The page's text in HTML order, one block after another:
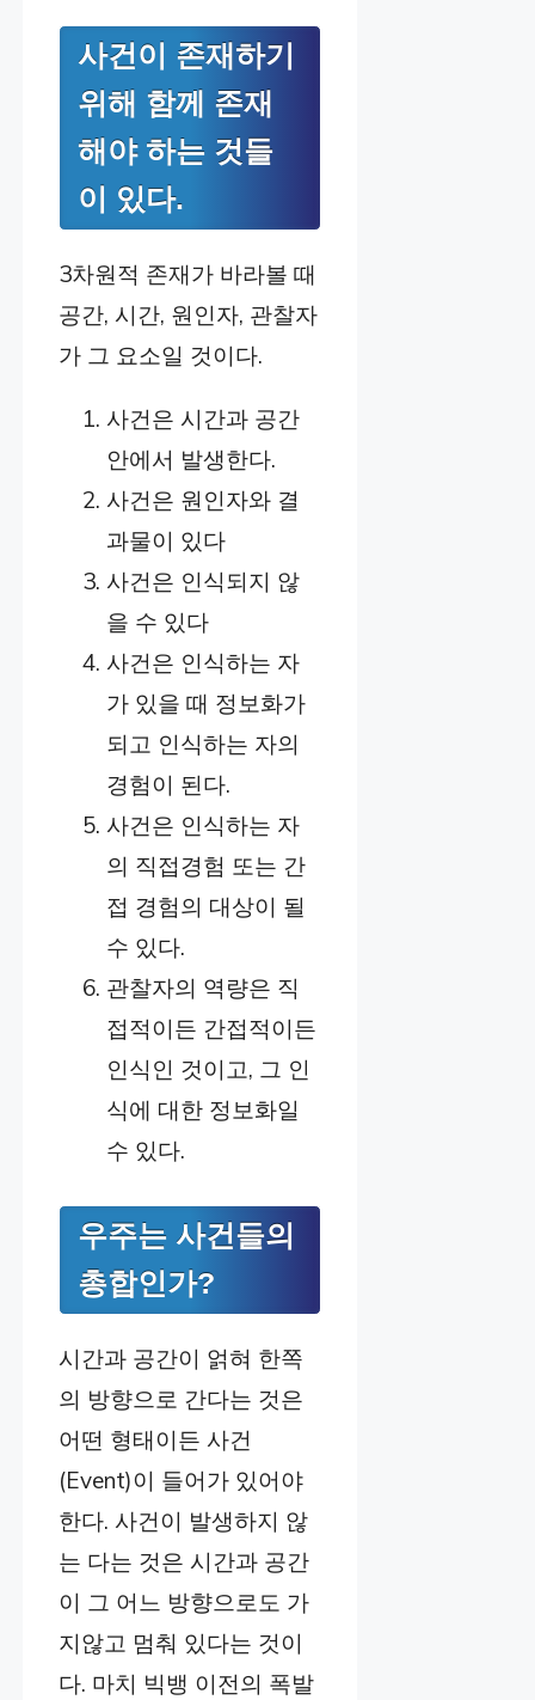
사건이 존재하기
위해 함께 존재
해야 하는 것들
이 있다.
3차원적 존재가 바라볼 때
공간, 시간, 원인자, 관찰자
가 그 요소일 것이다.
사건은 시간과 공간
안에서 발생한다.
사건은 원인자와 결
과물이 있다
사건은 인식되지 않
을 수 있다
사건은 인식하는 자
가 있을 때 정보화가
되고 인식하는 자의
경험이 된다.
사건은 인식하는 자
의 직접경험 또는 간
접 경험의 대상이 될
수 있다.
관찰자의 역량은 직
접적이든 간접적이든
인식인 것이고, 그 인
식에 대한 정보화일
수 있다.
우주는 사건들의
총합인가?
시간과 공간이 얽혀 한쪽
의 방향으로 간다는 것은
어떤 형태이든 사건
(Event)이 들어가 있어야
한다. 사건이 발생하지 않
는 다는 것은 시간과 공간
이 그 어느 방향으로도 가
지않고 멈춰 있다는 것이
다. 마치 빅뱅 이전의 폭발